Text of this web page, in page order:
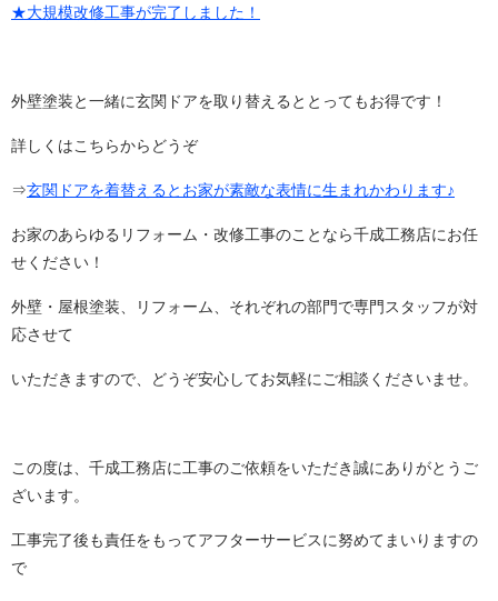
★大規模改修工事が完了しました！
外壁塗装と一緒に玄関ドアを取り替えるととってもお得です！
詳しくはこちらからどうぞ
⇒玄関ドアを着替えるとお家が素敵な表情に生まれかわります♪
お家のあらゆるリフォーム・改修工事のことなら千成工務店にお任
せください！
外壁・屋根塗装、リフォーム、それぞれの部門で専門スタッフが対
応させて
いただきますので、どうぞ安心してお気軽にご相談くださいませ。
この度は、千成工務店に工事のご依頼をいただき誠にありがとうご
ざいます。
工事完了後も責任をもってアフターサービスに努めてまいりますの
で